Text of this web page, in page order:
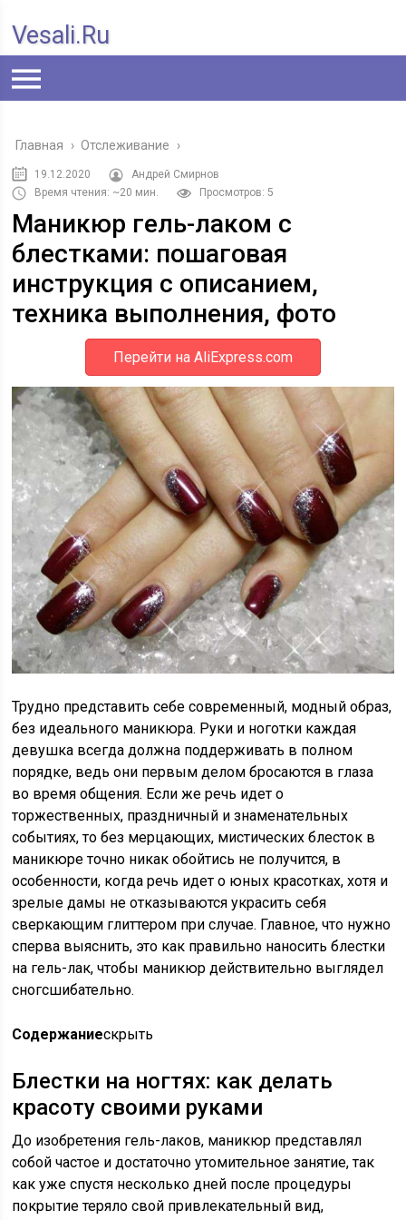
Vesali.ru
Главная › Отслеживание ›
19.12.2020
Андрей Смирнов
Время чтения: ~20 мин.
Просмотров: 5
Маникюр гель-лаком с
блестками: пошаговая
инструкция с описанием,
техника выполнения, фото
Перейти на AliExpress.com
Трудно представить себе современный, модный образ,
без идеального маникюра. Руки и ноготки каждая
девушка всегда должна поддерживать в полном
порядке, ведь они первым делом бросаются в глаза
во время общения. Если же речь идет о
торжественных, праздничный и знаменательных
событиях, то без мерцающих, мистических блесток в
маникюре точно никак обойтись не получится, в
особенности, когда речь идет о юных красотках, хотя и
зрелые дамы не отказываются украсить себя
сверкающим глиттером при случае. Главное, что нужно
сперва выяснить, это как правильно наносить блестки
на гель-лак, чтобы маникюр действительно выглядел
сногсшибательно.
Содержаниескрыть
Блестки на ногтях: как делать
красоту своими руками
До изобретения гель-лаков, маникюр представлял
собой частое и достаточно утомительное занятие, так
как уже спустя несколько дней после процедуры
покрытие теряло свой привлекательный вид,